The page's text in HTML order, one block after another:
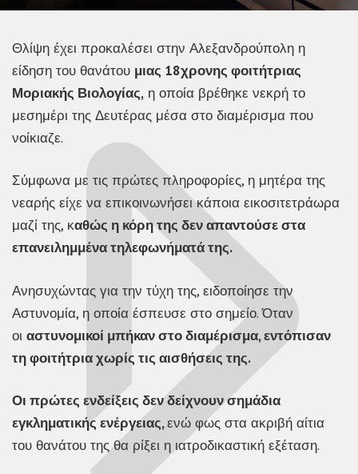
Θλίψη έχει προκαλέσει στην Αλεξανδρούπολη η
είδηση του θανάτου μιας 18χρονης φοιτήτριας
Μοριακής Βιολογίας, η οποία βρέθηκε νεκρή το
μεσημέρι της Δευτέρας μέσα στο διαμέρισμα που
νοίκιαζε.
Σύμφωνα με τις πρώτες πληροφορίες, η μητέρα της
νεαρής είχε να επικοινωνήσει κάποια εικοσιτετράωρα
μαζί της, καθώς η κόρη της δεν απαντούσε στα
επανειλημμένα τηλεφωνήματά της.
Ανησυχώντας για την τύχη της, ειδοποίησε την
Αστυνομία, η οποία έσπευσε στο σημείο. Όταν
οι αστυνομικοί μπήκαν στο διαμέρισμα, εντόπισαν
τη φοιτήτρια χωρίς τις αισθήσεις της.
Οι πρώτες ενδείξεις δεν δείχνουν σημάδια
εγκληματικής ενέργειας,ενώ φως στα ακριβή αίτια
του θανάτου της θα ρίξει η ιατροδικαστική εξέταση.